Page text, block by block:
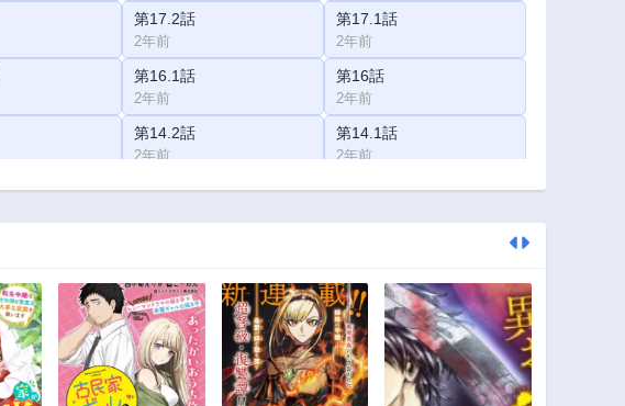
第17.2話
2年前
第17.1話
2年前
第16.1話
2年前
第16話
2年前
第14.2話
2年前
第14.1話
2年前
第13話 第12.2話
第9.2話
2年前
第9.1話
2年前
第8話
2年前
第7.2話
2年前